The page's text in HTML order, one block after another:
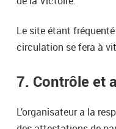
Le site étant
circulation se fera à
7. Contrôle et
L’organisateur a la